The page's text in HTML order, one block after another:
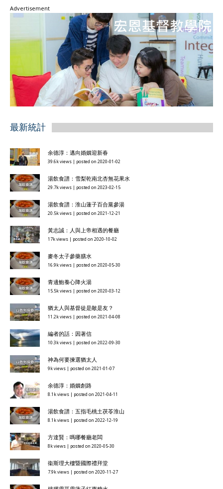
Advertisement
最新統計
余德淳：邁向婚姻迎新春
39.6k views | posted on 2020-01-02
湯飲食譜：雪梨乾南北杏無花果水
29.7k views | posted on 2023-02-15
湯飲食譜：淮山蓮子百合黨參湯
20.5k views | posted on 2021-12-21
黃志誠：人與上帝相遇的餐廳
17k views | posted on 2020-10-02
麥冬太子參藥膳水
16.9k views | posted on 2020-05-30
青邊鮑養心降火湯
15.5k views | posted on 2020-03-12
猶太人與基督徒是敵是友？
11.2k views | posted on 2021-04-08
編者的話：因著信
10.3k views | posted on 2022-09-30
神為何要揀選猶太人
9k views | posted on 2021-01-07
余德淳：婚姻創路
8.1k views | posted on 2021-04-11
湯飲食譜：五指毛桃土茯苓淮山
8.1k views | posted on 2022-12-19
方達賢：嗎哪餐廳老闆
8k views | posted on 2020-05-30
衞斯理大樓暨國際禮拜堂
7.9k views | posted on 2020-11-27